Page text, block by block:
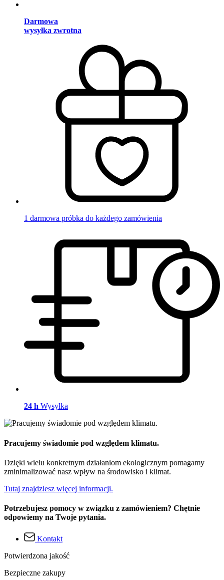
Darmowa
wysyłka zwrotna
1 darmowa próbka do każdego zamówienia
24 h Wysyłka
Pracujemy świadomie pod względem klimatu.
Dzięki wielu konkretnym działaniom ekologicznym pomagamy
zminimalizować nasz wpływ na środowisko i klimat.
Tutaj znajdziesz więcej informacji.
Potrzebujesz pomocy w związku z zamówieniem? Chętnie
odpowiemy na Twoje pytania.
Kontakt
Potwierdzona jakość
Bezpieczne zakupy